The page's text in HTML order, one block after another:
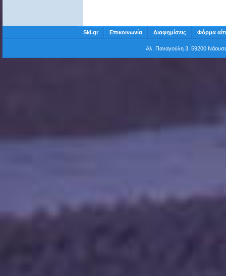
Ski.gr Επικοινωνία Διαφημίσεις Φόρμα
Αλ. Παναγούλη 3, 59200